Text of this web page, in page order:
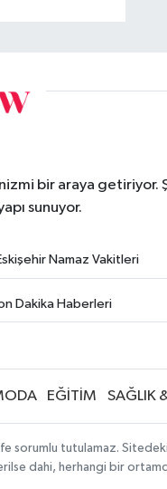
bir araya getiriyor.
sunuyor.
Namaz Vakitleri
Dakika Haberleri
EĞİTİM SAĞLIK
sorumlu tutulamaz.
dahi, herhangi bir